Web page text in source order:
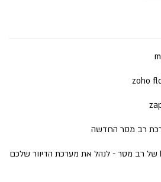
חיבור מערכות AI ל-MCP של רב מסר - לנהל את מערכת הדיוור שלכם